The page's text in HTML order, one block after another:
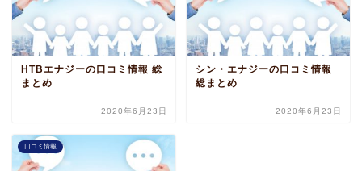
HTBエナジーの口コミ情報 総
まとめ
2020年6月23日
シン・エナジーの口コミ情報
総まとめ
2020年6月23日
口コミ情報